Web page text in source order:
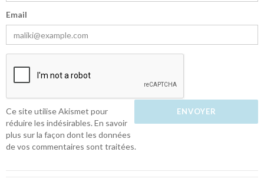
Email
Ce site utilise Akismet pour
réduire les indésirables.En savoir
plus sur la façon dont les données
de vos commentaires sont traitées.